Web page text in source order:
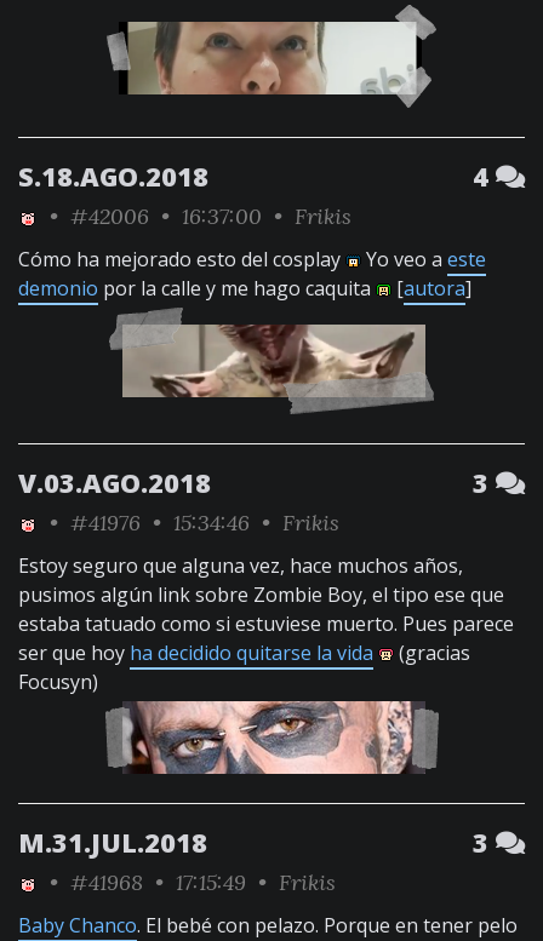
S.18.AGO.2018 4
• #42006 • 16:37:00 • Frikis
Cómo ha mejorado esto del cosplay Yo veo a este
demonio por la calle y me hago caquita [autora]
V.03.AGO.2018 3
• #41976 • 15:34:46 • Frikis
Estoy seguro que alguna vez, hace muchos años,
pusimos algún link sobre Zombie Boy, el tipo ese que
estaba tatuado como si estuviese muerto. Pues parece
ser que hoy ha decidido quitarse la vida
(gracias
Focusyn)
M.31.JUL.2018 3
• #41968 • 17:15:49 • Frikis
Baby Chanco. El bebé con pelazo. Porque en tener pelo